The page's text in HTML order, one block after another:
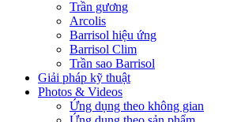
Trần gương
Arcolis
Barrisol hiệu ứng
Barrisol Clim
Trần sao Barrisol
Giải pháp kỹ thuật
Photos & Videos
Ứng dụng theo không gian